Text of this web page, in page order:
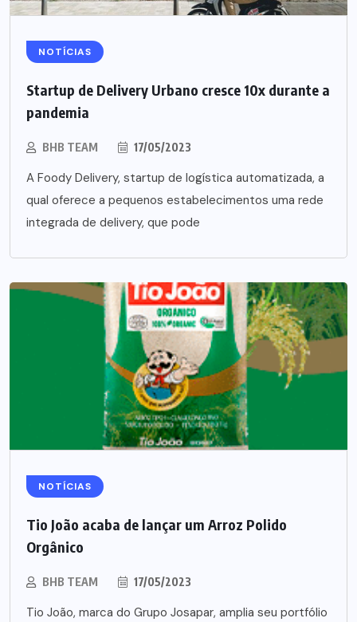
NOTÍCIAS
Startup de Delivery Urbano cresce 10x durante a
pandemia
BHB TEAM 17/05/2023
A Foody Delivery, startup de logística automatizada, a
qual oferece a pequenos estabelecimentos uma rede
integrada de delivery, que pode
NOTÍCIAS
Tio João acaba de lançar um Arroz Polido
Orgânico
BHB TEAM 17/05/2023
Tio João, marca do Grupo Josapar, amplia seu portfólio